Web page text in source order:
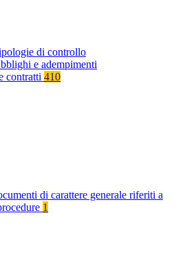
di controllo
e adempimenti
contratti 410
di carattere generale riferiti a
1